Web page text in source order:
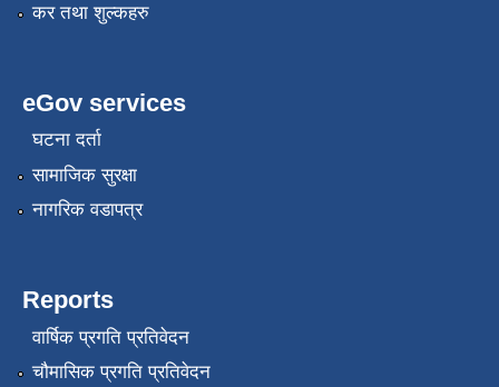
कर तथा शुल्कहरु
eGov services
घटना दर्ता
सामाजिक सुरक्षा
नागरिक वडापत्र
Reports
वार्षिक प्रगति प्रतिवेदन
चौमासिक प्रगति प्रतिवेदन